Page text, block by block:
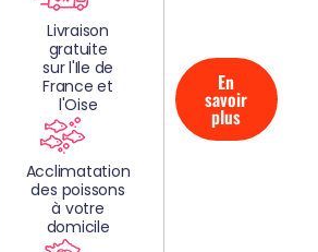
Livraison
gratuite
sur l'Ile de
France et
l'Oise
Acclimatation
des poissons
à votre
domicile
En
savoir
plus